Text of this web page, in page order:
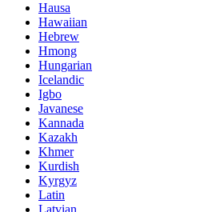
Hausa
Hawaiian
Hebrew
Hmong
Hungarian
Icelandic
Igbo
Javanese
Kannada
Kazakh
Khmer
Kurdish
Kyrgyz
Latin
Latvian